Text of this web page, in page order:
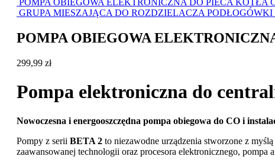
POMPA OBIEGOWA ELEKTRONICZNA DO PIECA KOTŁA
GRUPA MIESZAJĄCA DO ROZDZIELACZA PODŁOGÓWKI
POMPA OBIEGOWA
299,99 zł
Pompa elektroniczna do
Nowoczesna i energooszczędna pompa obiegowa do CO i
Pompy z serii BETA 2 to niezawodne urządzenia stworzone z
zaawansowanej technologii oraz procesora elektronicznego,